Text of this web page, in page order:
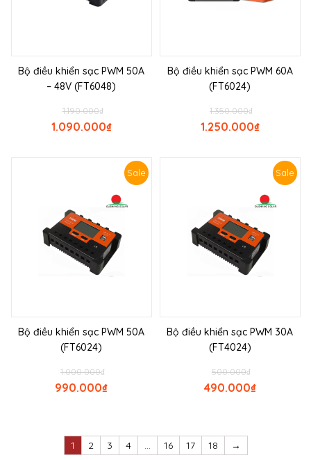
Bộ điều khiển sạc PWM 50A
– 48V (FT6048)
₫
1.190.000
₫
1.090.000
Bộ điều khiển sạc PWM 60A
(FT6024)
₫
1.350.000
₫
1.250.000
Sale
Bộ điều khiển sạc PWM 50A
(FT6024)
₫
1.000.000
₫
990.000
Sale
Bộ điều khiển sạc PWM 30A
(FT4024)
₫
500.000
₫
490.000
1 2 3 4 … 16 17 18 →